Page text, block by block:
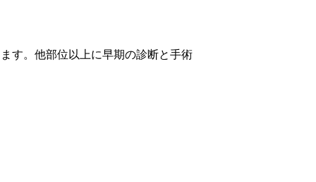
す。他部位以上に早期の診断と手術